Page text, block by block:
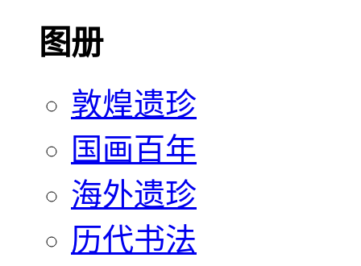
图册
敦煌遗珍
国画百年
海外遗珍
历代书法